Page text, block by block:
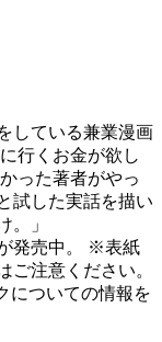
している兼業漫画
行くお金が欲し
った著者がやっ
試した実話を描い
。」
発売中。 ※表紙
ご注意ください。
についての情報を